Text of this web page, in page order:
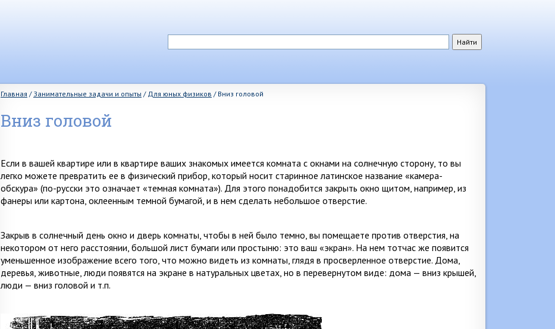
Главная / Занимательные задачи и опыты / Для юных физиков / Вниз головой
Вниз головой
Если в вашей квартире или в квартире ваших знакомых имеется комната с окнами на солнечную сторону, то вы
легко можете превратить ее в физический прибор, который носит старинное латинское название «камера-
обскура» (по-русски это означает «темная комната»). Для этого понадобится закрыть окно щитом, например, из
фанеры или картона, оклеенным темной бумагой, и в нем сделать небольшое отверстие.
Закрыв в солнечный день окно и дверь комнаты, чтобы в ней было темно, вы помещаете против отверстия, на
некотором от него расстоянии, большой лист бумаги или простыню: это ваш «экран». На нем тотчас же появится
уменьшенное изображение всего того, что можно видеть из комнаты, глядя в просверленное отверстие. Дома,
деревья, животные, люди появятся на экране в натуральных цветах, но в перевернутом виде: дома — вниз крышей,
люди — вниз головой и т.п.